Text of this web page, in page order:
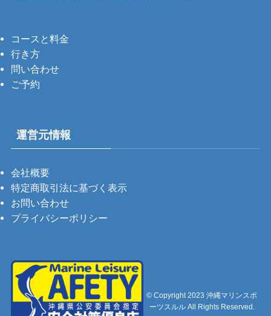
コースと料金
行き方
問い合わせ
ご予約
運営元情報
会社概要
特定商取引法に基づく表示
お問い合わせ
プライバシーポリシー
© Copyright 2023 沖縄マリンスポ
ーツスルル All Rights Reserved.